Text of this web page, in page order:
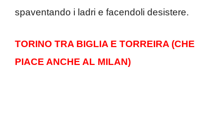
spaventando i ladri e facendoli desistere.
TORINO TRA BIGLIA E TORREIRA (CHE
PIACE ANCHE AL MILAN)